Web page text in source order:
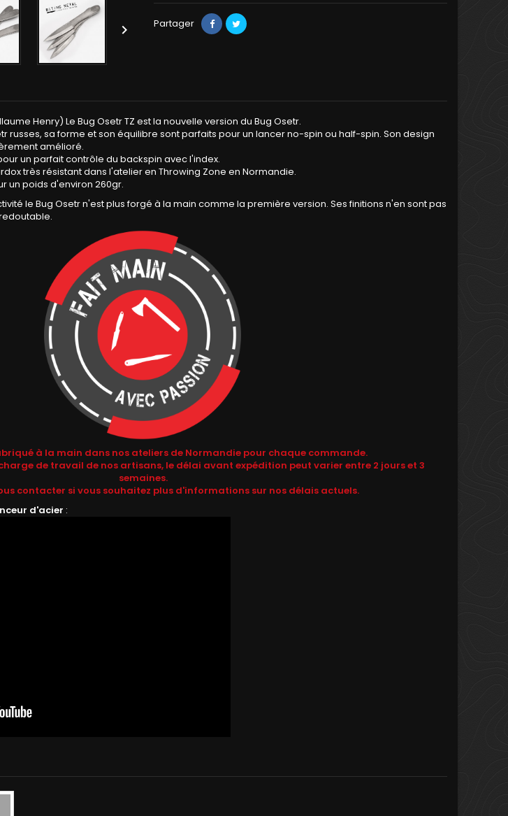
 Partager
Henry) Le Bug Osetr TZ est la nouvelle version du Bug Osetr.
russes, sa forme et son équilibre sont parfaits pour un lancer no-spin ou half-spin. Son design
amélioré.
un parfait contrôle du backspin avec l'index.
très résistant dans l'atelier en Throwing Zone en Normandie.
un poids d'environ 260gr.
le Bug Osetr n'est plus forgé à la main comme la première version. Ses finitions n'en sont pas
à la main dans nos ateliers de Normandie pour chaque commande.
de travail de nos artisans, le délai avant expédition peut varier entre 2 jours et 3
semaines.
contacter si vous souhaitez plus d'informations sur nos délais actuels.
d'acier :